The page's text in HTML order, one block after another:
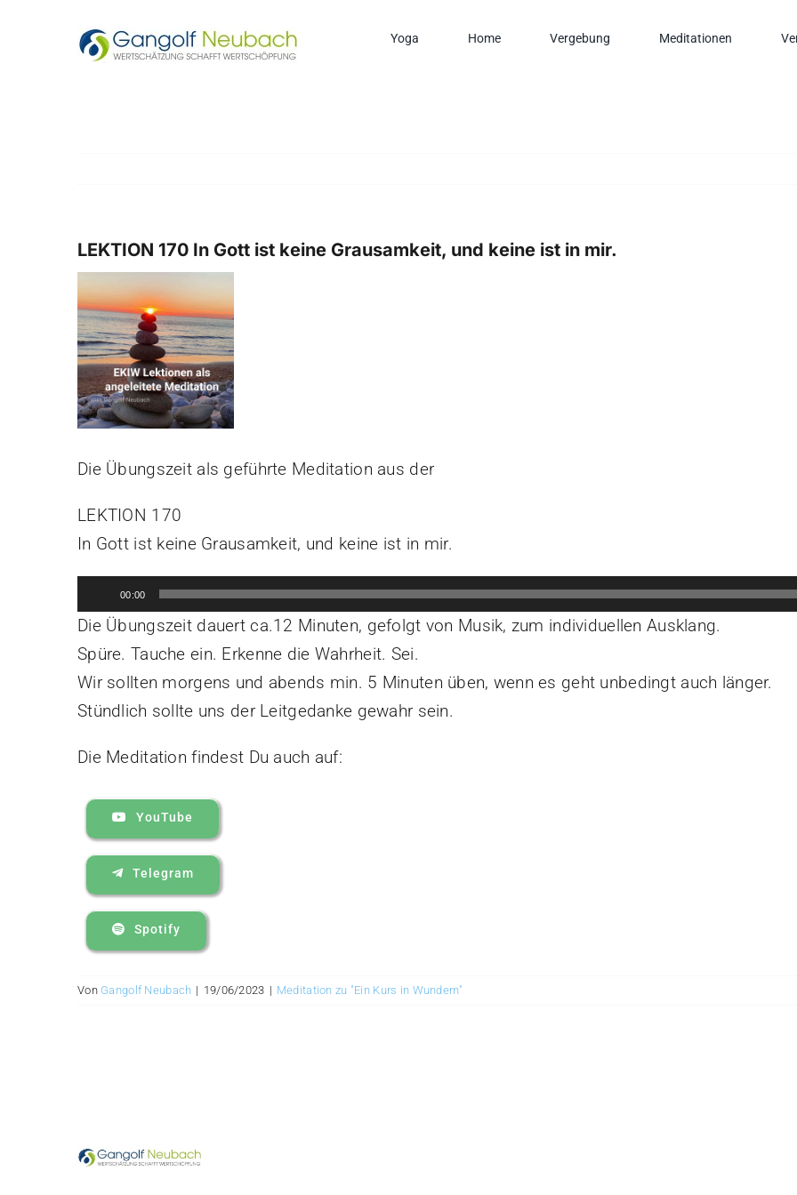
Yoga Home Vergebung Meditationen
LEKTION 170 In Gott ist keine Grausamkeit, und keine ist in mir.
Zeige
grösseres
Bild
Die Übungszeit als geführte Meditation aus der
LEKTION 170
In Gott ist keine Grausamkeit, und keine ist in mir.
Audio-
Player
00:00
Die Übungszeit dauert ca.12 Minuten, gefolgt von Musik, zum individuellen Ausklang.
Spüre. Tauche ein. Erkenne die Wahrheit. Sei.
Wir sollten morgens und abends min. 5 Minuten üben, wenn es geht unbedingt auch länger.
Stündlich sollte uns der Leitgedanke gewahr sein.
Die Meditation findest Du auch auf:
YouTube
Telegram
Spotify
Von Gangolf Neubach | 19/06/2023 | Meditation zu "Ein Kurs in Wundern"